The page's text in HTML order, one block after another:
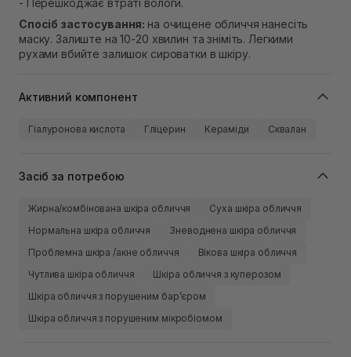
- Перешкоджає втраті вологи.
Спосіб застосування: на очищене обличчя нанесіть
маску. Залиште на 10-20 хвилин та зніміть. Легкими
рухами вбийте залишок сироватки в шкіру.
Активний компонент
Гіалуронова кислота Гліцерин Кераміди Сквалан
Засіб за потребою
Жирна/комбінована шкіра обличчя
Суха шкіра обличчя
Нормальна шкіра обличчя
Зневоднена шкіра обличчя
Проблемна шкіра /акне обличчя
Вікова шкіра обличчя
Чутлива шкіра обличчя
Шкіра обличчя з куперозом
Шкіра обличчя з порушеним барʼєром
Шкіра обличчя з порушеним мікробіомом